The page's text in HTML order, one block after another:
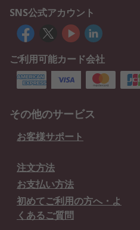
SNS公式アカウント
ご利用可能カード会社
その他のサービス
お客様サポート
注文方法
お支払い方法
初めてご利用の方へ・よ
くあるご質問